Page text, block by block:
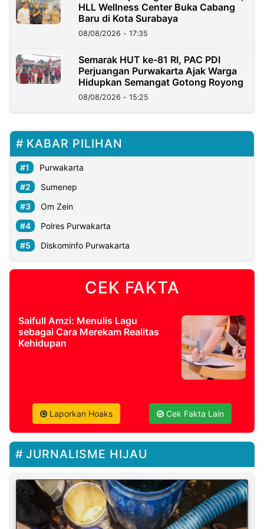
HLL Wellness Center Buka Cabang
Baru di Kota Surabaya
08/08/2026 - 17:35
Semarak HUT ke-81 RI, PAC PDI
Perjuangan Purwakarta Ajak Warga
Hidupkan Semangat Gotong Royong
08/08/2026 - 15:25
KABAR PILIHAN
Purwakarta
Sumenep
Om Zein
Polres Purwakarta
Diskominfo Purwakarta
CEK FAKTA
Saifull Amzi: Menulis Lagu
sebagai Cara Merekam Realitas
Kehidupan
Laporkan Hoaks Cek Fakta Lain
JURNALISME HIJAU